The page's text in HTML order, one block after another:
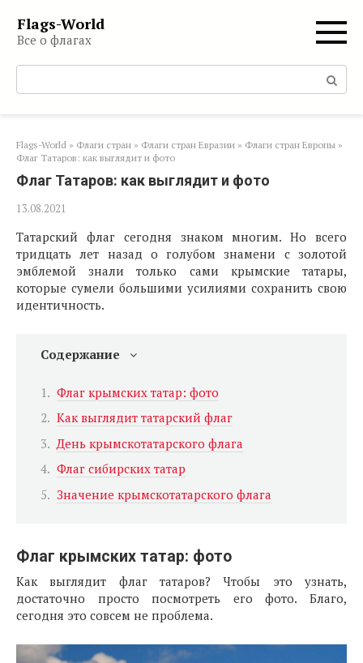
контенту
Flags-World
Все о флагах
Поиск:
Flags-World » Флаги стран » Флаги стран Евразии » Флаги стран Европы »
Флаг Татаров: как выглядит и фото
Флаг Татаров: как выглядит и фото
13.08.2021
Татарский флаг сегодня знаком многим. Но всего
тридцать лет назад о голубом знамени с золотой
эмблемой знали только сами крымские татары,
которые сумели большими усилиями сохранить свою
идентичность.
Содержание
Флаг крымских татар: фото
Как выглядит татарский флаг
День крымскотатарского флага
Флаг сибирских татар
Значение крымскотатарского флага
Флаг крымских татар: фото
Как выглядит флаг татаров? Чтобы это узнать,
достаточно просто посмотреть его фото. Благо,
сегодня это совсем не проблема.